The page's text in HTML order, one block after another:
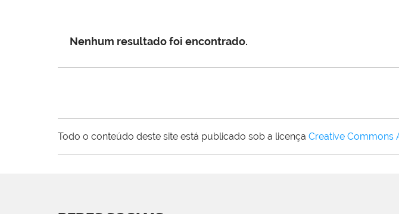
Nenhum resultado foi encontrado.
Todo o conteúdo deste site está publicado sob a licença Creative Commons